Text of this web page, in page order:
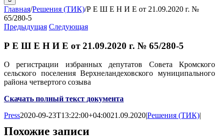
Главная/Решения (ТИК)/Р Е Ш Е Н И Е от 21.09.2020 г. №
65/280-5
Предыдущая Следующая
Р Е Ш Е Н И Е от 21.09.2020 г. № 65/280-5
О регистрации избранных депутатов Совета Кромского
сельского поселения Верхнеландеховского муниципального
района четвертого созыва
Скачать полный текст документа
Press2020-09-23T13:22:00+04:0021.09.2020|Решения (ТИК)|
Похожие записи